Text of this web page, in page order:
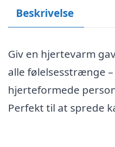
Beskrivelse
Giv en hjertevarm
alle følelsesstrænge
hjerteformede
Perfekt til at sprede